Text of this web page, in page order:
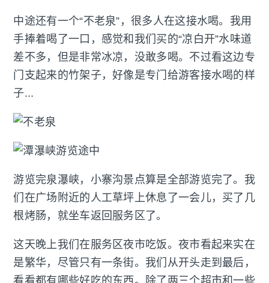
中途还有一个“不老泉”，很多人在这接水喝。我用
手捧着喝了一口，感觉和我们买的“凉白开”水味道
差不多，但是非常冰凉，没敢多喝。不过看这边专
门支起来的竹架子，好像是专门给游客接水喝的样
子...
游览完泉瀑峡，小寨沟景点算是全部游览完了。我
们在广场附近的人工草坪上休息了一会儿，买了几
根烤肠，就坐车返回服务区了。
这天晚上我们在服务区夜市吃饭。夜市看起来实在
是繁华，尽管只有一条街。我们从开头走到最后，